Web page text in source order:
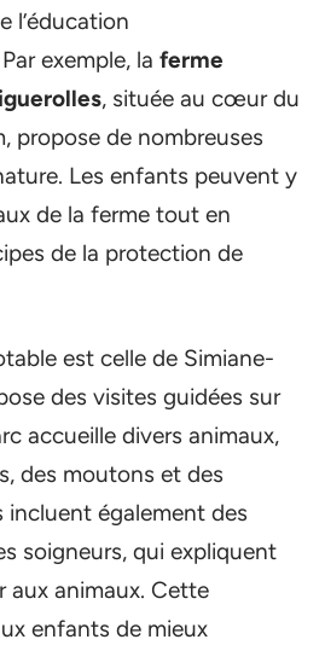
l’éducation
exemple, la ferme
, située au cœur du
propose de nombreuses
Les enfants peuvent y
de la ferme tout en
de la protection de
est celle de Simiane-
des visites guidées sur
accueille divers animaux,
des moutons et des
incluent également des
soigneurs, qui expliquent
aux animaux. Cette
enfants de mieux